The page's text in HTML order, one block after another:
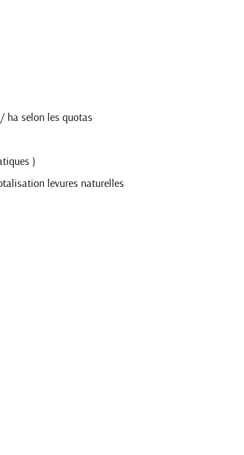
ha selon les quotas
)
levures naturelles